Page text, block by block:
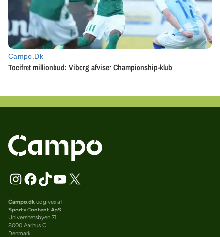
Campo.dkudgives af
Sports Content ApS
Universitetsbyen 71
8000 Aarhus C
Denmark